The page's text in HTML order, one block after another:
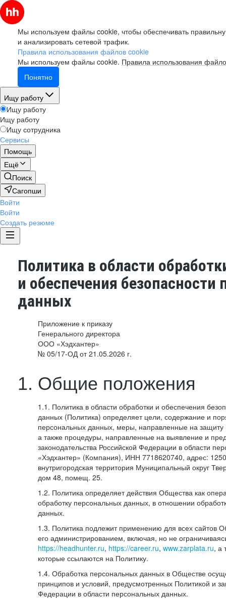
Мы используем файлы cookie, чтобы обеспечивать
и анализировать сетевой трафик.
Правила использования файлов cookie
Мы используем файлы cookie. Правила использования
Понятно
Ищу работу
Ищу работу
Ищу работу
Ищу сотрудника
Сервисы
Помощь
Ещё
Поиск
Сагопши
Войти
Войти
Создать резюме
Политика в области
и обеспечения безопасности
данных
Приложение к приказу
Генерального директора
ООО «Хэдхантер»
№ 05/17-ОД от 21.05.2026 г.
1. Общие положения
1.1. Политика в области обработки и обеспечения
данных (Политика) определяет цели, содержание и
персональных данных, меры, направленные на
а также процедуры, направленные на выявление и
законодательства Российской Федерации в области
«Хэдхантер» (Компания), ИНН 7718620740, адрес:
внутригородская территория Муниципальный округ
дом 48, помещ. 25.
1.2. Политика определяет действия Общества как
обработку персональных данных, в отношении
данных.
1.3. Политика подлежит применению для всех сайтов
его администрированием, включая, но не
https://headhunter.ru, https://career.ru, www.zarplata.ru, а
которые ссылаются на Политику.
1.4. Обработка персональных данных в Обществе
принципов и условий, предусмотренных Политикой и
Федерации в области персональных данных.